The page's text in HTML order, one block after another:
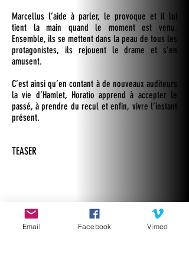
Marcellus l’aide à parler, le provoque et il lui
tient la main quand le moment est venu.
Ensemble, ils se mettent dans la peau de tous les
protagonistes, ils rejouent le drame et s’en
amusent.
C’est ainsi qu’en contant à de nouveaux auditeurs
la vie d’Hamlet, Horatio apprend à accepter le
passé, à prendre du recul et enfin, vivre l’instant
présent.
TEASER
Email Facebook Vimeo